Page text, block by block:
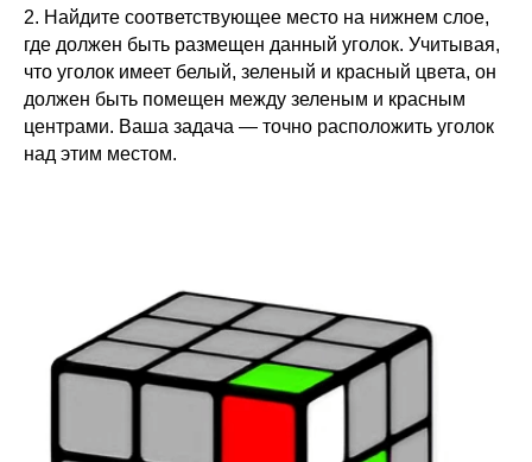
2. Найдите соответствующее место на нижнем слое,
где должен быть размещен данный уголок. Учитывая,
что уголок имеет белый, зеленый и красный цвета, он
должен быть помещен между зеленым и красным
центрами. Ваша задача — точно расположить уголок
над этим местом.